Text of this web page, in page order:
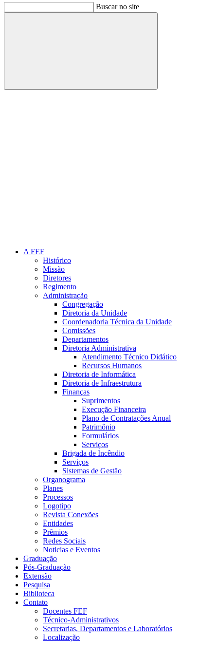
Buscar no site
Buscar
A FEF
Histórico
Missão
Diretores
Regimento
Administração
Congregação
Diretoria da Unidade
Coordenadoria Técnica da Unidade
Comissões
Departamentos
Diretoria Administrativa
Atendimento Técnico Didático
Recursos Humanos
Diretoria de Informática
Diretoria de Infraestrutura
Finanças
Suprimentos
Execução Financeira
Plano de Contratações Anual
Patrimônio
Formulários
Serviços
Brigada de Incêndio
Serviços
Sistemas de Gestão
Organograma
Planes
Processos
Logotipo
Revista Conexões
Entidades
Prêmios
Redes Sociais
Noticias e Eventos
Graduação
Pós-Graduação
Extensão
Pesquisa
Biblioteca
Contato
Docentes FEF
Técnico-Administrativos
Secretarias, Departamentos e Laboratórios
Localização